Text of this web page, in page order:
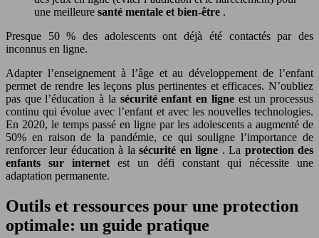
une meilleure santé mentale et bien-être .
Presque 50 % des adolescents ont déjà été contactés par des
inconnus en ligne.
Adapter l’enseignement à l’âge et au développement de l’enfant
permet de rendre les leçons plus pertinentes et efficaces. N’oubliez
pas que l’éducation à la sécurité enfant en ligne est un processus
continu qui évolue avec l’enfant et avec les nouvelles technologies.
En 2020, le temps passé en ligne par les adolescents a augmenté de
50% en raison de la pandémie, ce qui souligne l’importance de
renforcer leur éducation à lasécurité en ligne . La protection des
enfants sur internetest un défi constant qui nécessite une
adaptation permanente.
Outils et ressources pour une protection
optimale: un guide pratique